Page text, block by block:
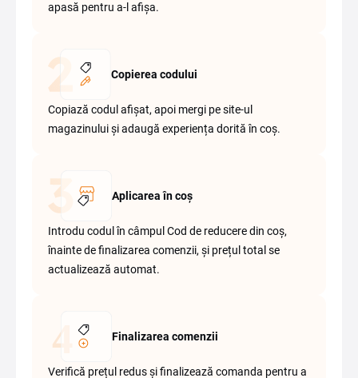
apasă pentru a-l afișa.
Copierea codului
Copiază codul afișat, apoi mergi pe site-ul
magazinului și adaugă experiența dorită în coș.
Aplicarea în coș
Introdu codul în câmpul Cod de reducere din coș,
înainte de finalizarea comenzii, și prețul total se
actualizează automat.
Finalizarea comenzii
Verifică prețul redus și finalizează comanda pentru a